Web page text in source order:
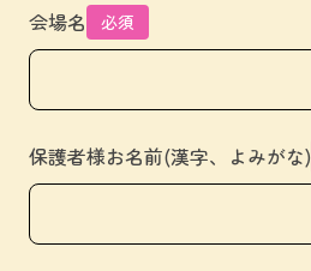
会場名 必須
保護者様お名前(漢字、よみがな)